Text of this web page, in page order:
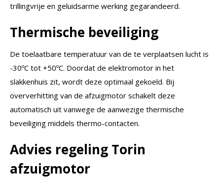
trillingvrije en geluidsarme werking gegarandeerd.
Thermische beveiliging
De toelaatbare temperatuur van de te verplaatsen lucht is
-30ºC tot +50ºC. Doordat de elektromotor in het
slakkenhuis zit, wordt deze optimaal gekoeld. Bij
oververhitting van de afzuigmotor schakelt deze
automatisch uit vanwege de aanwezige thermische
beveiliging middels thermo-contacten.
Advies regeling Torin
afzuigmotor